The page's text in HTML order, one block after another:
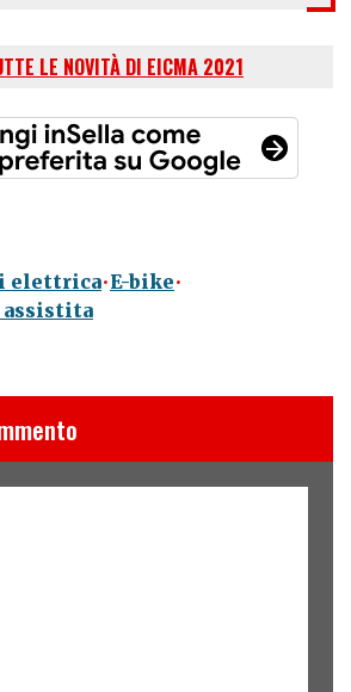
LE NOVITÀ DI EICMA 2021
elettrica E-bike
assistita